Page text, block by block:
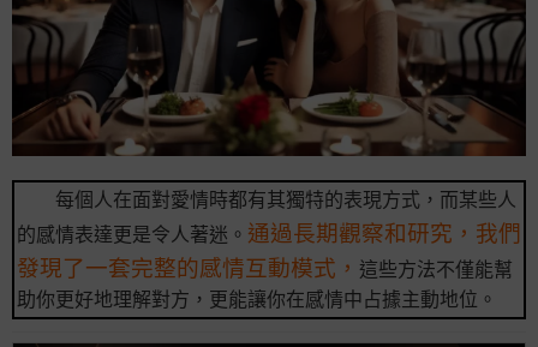
每個人在面對愛情時都有其獨特的表現方式，而某些人
的感情表達更是令人著迷。 通過長期觀察和研究，我們
發現了一套完整的感情互動模式， 這些方法不僅能幫
助你更好地理解對方，更能讓你在感情中占據主動地位。